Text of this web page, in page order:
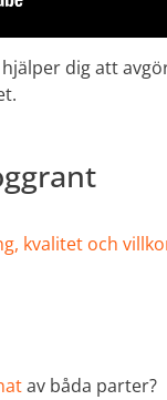
dig att
kvalitet och
av båda parter?